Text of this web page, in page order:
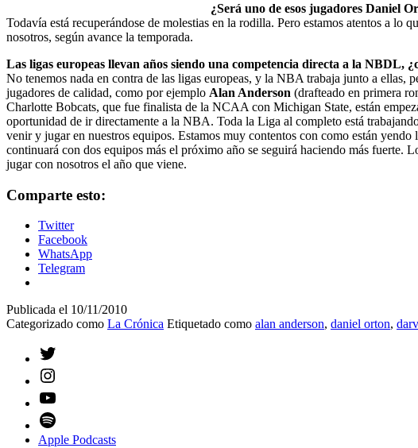
¿Será uno de esos jugadores Daniel
Todavía está recuperándose de molestias en la rodilla. Pero estamos atentos a lo
nosotros, según avance la temporada.
Las ligas europeas llevan años siendo una competencia directa a la NBDL,
No tenemos nada en contra de las ligas europeas, y la NBA trabaja junto a
jugadores de calidad, como por ejemplo Alan Anderson (drafteado en primera
Charlotte Bobcats, que fue finalista de la NCAA con Michigan State, están
oportunidad de ir directamente a la NBA. Toda la Liga al completo está
venir y jugar en nuestros equipos. Estamos muy contentos con como están
continuará con dos equipos más el próximo año se seguirá haciendo más fuerte.
jugar con nosotros el año que viene.
Comparte esto:
Twitter
Facebook
WhatsApp
Telegram
Publicada el 10/11/2010
Categorizado como La Crónica Etiquetado como alan anderson, daniel orton,
Apple Podcasts